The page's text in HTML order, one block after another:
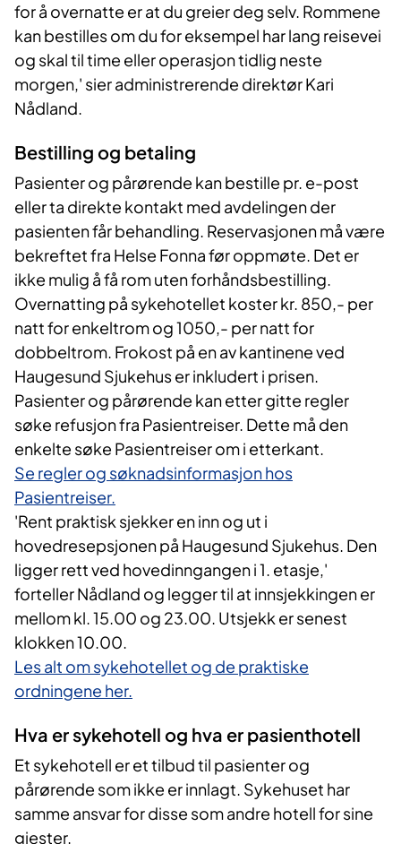
for å overnatte er at du greier deg selv. Rommene
kan bestilles om du for eksempel har lang reisevei
og skal til time eller operasjon tidlig neste
morgen,' sier administrerende direktør Kari
Nådland.
Bestilling og betaling
Pasienter og pårørende kan bestille pr. e-post
eller ta direkte kontakt med avdelingen der
pasienten får behandling. Reservasjonen må være
bekreftet fra Helse Fonna før oppmøte. Det er
ikke mulig å få rom uten forhåndsbestilling.
Overnatting på sykehotellet koster kr. 850,- per
natt for enkeltrom og 1050,- per natt for
dobbeltrom. Frokost på en av kantinene ved
Haugesund Sjukehus er inkludert i prisen.
Pasienter og pårørende kan etter gitte regler
søke refusjon fra Pasientreiser. Dette må den
enkelte søke Pasientreiser om i etterkant.
Se regler og søknadsinformasjon hos
Pasientreiser.
'Rent praktisk sjekker en inn og ut i
hovedresepsjonen på Haugesund Sjukehus. Den
ligger rett ved hovedinngangen i 1. etasje,'
forteller Nådland og legger til at innsjekkingen er
mellom kl. 15.00 og 23.00. Utsjekk er senest
klokken 10.00.
Les alt om sykehotellet og de praktiske
ordningene her.
Hva er sykehotell og hva er pasienthotell
Et sykehotell er et tilbud til pasienter og
pårørende som ikke er innlagt. Sykehuset har
samme ansvar for disse som andre hotell for sine
gjester.